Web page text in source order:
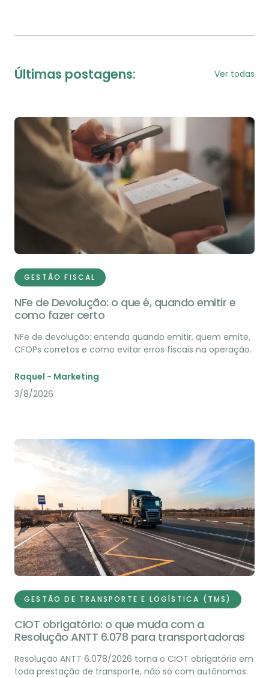
Últimas postagens: Ver todas
GESTÃO FISCAL
NFe de Devolução: o que é, quando emitir e
como fazer certo
NFe de devolução: entenda quando emitir, quem emite,
CFOPs corretos e como evitar erros fiscais na operação.
Raquel - Marketing
3/8/2026
GESTÃO DE TRANSPORTE E LOGÍSTICA (TMS)
CIOT obrigatório: o que muda com a
Resolução ANTT 6.078 para transportadoras
Resolução ANTT 6.078/2026 torna o CIOT obrigatório em
toda prestação de transporte, não só com autônomos.